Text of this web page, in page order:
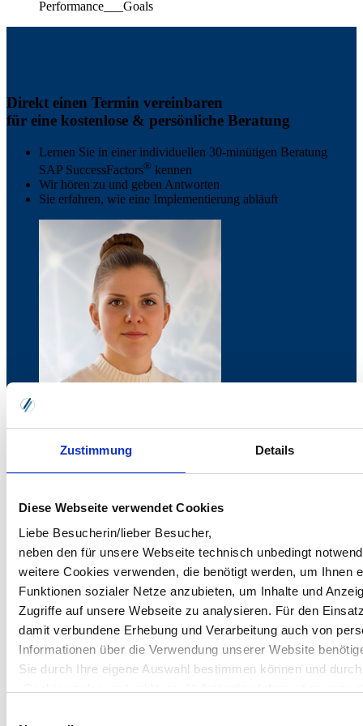
Zustimmung Details
Diese Webseite verwendet Cookies
Liebe Besucherin/lieber Besucher,
neben den für unsere Webseite technisch unbedingt
weitere Cookies verwenden, die benötigt werden, um Ihnen
Funktionen sozialer Netze anzubieten, um Inhalte und
Zugriffe auf unsere Webseite zu analysieren. Für den
damit verbundene Erhebung und Verarbeitung auch von
Informationen über die Verwendung unserer Website
Sie durch Ihre eigene Auswahl bestimmen können und
Direkt einen Termin vereinbaren
für eine kostenlose & persönliche Beratung
Lernen Sie in einer individuellen 30-minütigen Beratung
SAP SuccessFactors® kennen
Wir hören zu und geben Antworten
Sie erfahren, wie eine Implementierung abläuft
Michelle Steinmetz
Online-Terminvereinbarung
(Hinweis: Sie werden zu Microsoft weitergeleitet,beachten Sie bitte
unsereDatenschutzerklärung)
Unternehmen
VRG GmbH
Mittelkamp 110-118